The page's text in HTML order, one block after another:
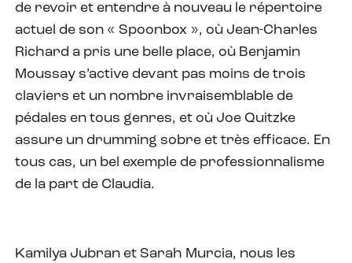
de revoir et entendre à nouveau le répertoire
actuel de son « Spoonbox », où Jean-Charles
Richard a pris une belle place, où Benjamin
Moussay s’active devant pas moins de trois
claviers et un nombre invraisemblable de
pédales en tous genres, et où Joe Quitzke
assure un drumming sobre et très efficace. En
tous cas, un bel exemple de professionnalisme
de la part de Claudia.
Kamilya Jubran et Sarah Murcia, nous les